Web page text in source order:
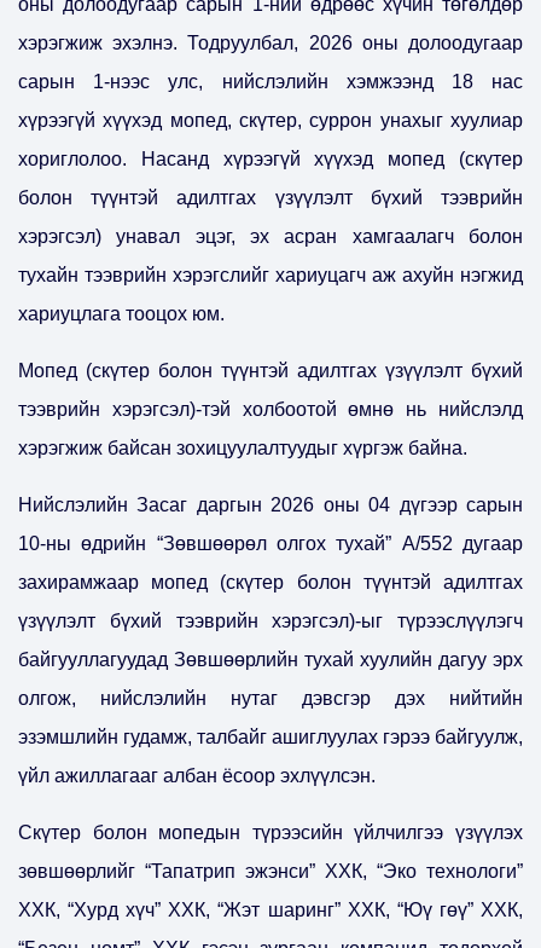
оны долоодугаар сарын 1-ний өдрөөс хүчин төгөлдөр
хэрэгжиж эхэлнэ. Тодруулбал, 2026 оны долоодугаар
сарын 1-нээс улс, нийслэлийн хэмжээнд 18 нас
хүрээгүй хүүхэд мопед, скүтер, суррон унахыг хуулиар
хориглолоо. Насанд хүрээгүй хүүхэд мопед (скүтер
болон түүнтэй адилтгах үзүүлэлт бүхий тээврийн
хэрэгсэл) унавал эцэг, эх асран хамгаалагч болон
тухайн тээврийн хэрэгслийг хариуцагч аж ахуйн нэгжид
хариуцлага тооцох юм.
Мопед (скүтер болон түүнтэй адилтгах үзүүлэлт бүхий
тээврийн хэрэгсэл)-тэй холбоотой өмнө нь нийслэлд
хэрэгжиж байсан зохицуулалтуудыг хүргэж байна.
Нийслэлийн Засаг даргын 2026 оны 04 дүгээр сарын
10-ны өдрийн “Зөвшөөрөл олгох тухай” А/552 дугаар
захирамжаар мопед (скүтер болон түүнтэй адилтгах
үзүүлэлт бүхий тээврийн хэрэгсэл)-ыг түрээслүүлэгч
байгууллагуудад Зөвшөөрлийн тухай хуулийн дагуу эрх
олгож, нийслэлийн нутаг дэвсгэр дэх нийтийн
эзэмшлийн гудамж, талбайг ашиглуулах гэрээ байгуулж,
үйл ажиллагааг албан ёсоор эхлүүлсэн.
Скүтер болон мопедын түрээсийн үйлчилгээ үзүүлэх
зөвшөөрлийг “Тапатрип эжэнси” ХХК, “Эко технологи”
ХХК, “Хурд хүч” ХХК, “Жэт шаринг” ХХК, “Юү гөү” ХХК,